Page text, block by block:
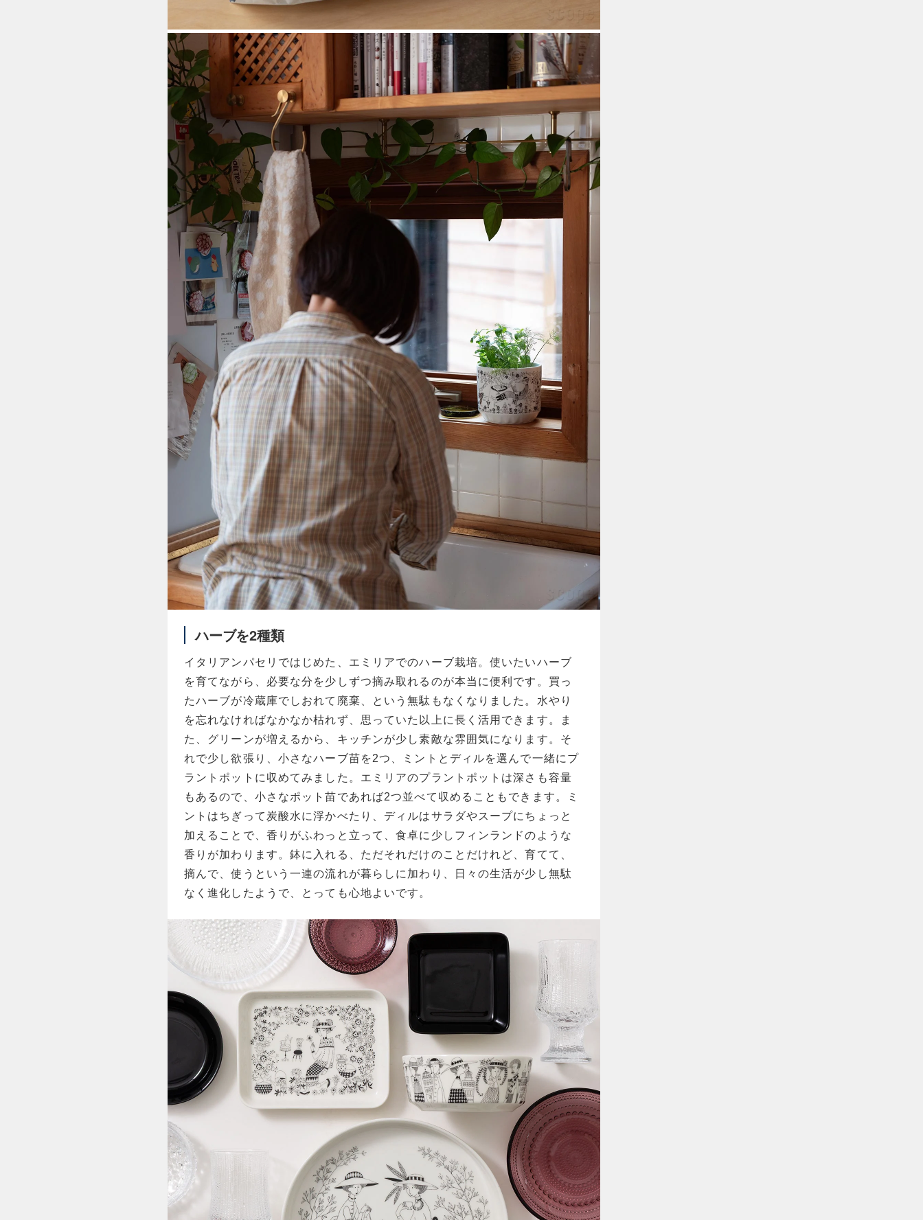
ハーブを2種類
イタリアンパセリではじめた、エミリアでのハーブ栽培。使いたいハーブ
を育てながら、必要な分を少しずつ摘み取れるのが本当に便利です。買っ
たハーブが冷蔵庫でしおれて廃棄、という無駄もなくなりました。水やり
を忘れなければなかなか枯れず、思っていた以上に長く活用できます。ま
た、グリーンが増えるから、キッチンが少し素敵な雰囲気になります。そ
れで少し欲張り、小さなハーブ苗を2つ、ミントとディルを選んで一緒にプ
ラントポットに収めてみました。エミリアのプラントポットは深さも容量
もあるので、小さなポット苗であれば2つ並べて収めることもできます。ミ
ントはちぎって炭酸水に浮かべたり、ディルはサラダやスープにちょっと
加えることで、香りがふわっと立って、食卓に少しフィンランドのような
香りが加わります。鉢に入れる、ただそれだけのことだけれど、育てて、
摘んで、使うという一連の流れが暮らしに加わり、日々の生活が少し無駄
なく進化したようで、とっても心地よいです。